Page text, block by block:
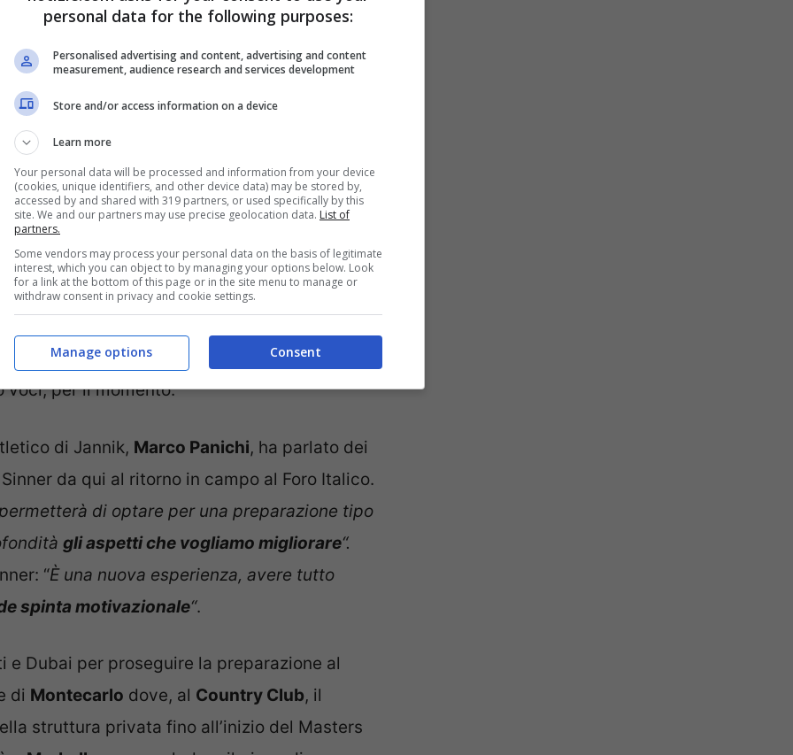
dagli impegni agonistici. Salterà diversi tornei
A Roma, in grande stile sulla terra
le gerarchie imposte nell’ultimo anno. Ed
di punti da Zverev e Alcaraz,
è irraggiungibile.
“Dobbiamo
quale saràil piano di recupero di Sinner,
così come la forma atletica. Senza impegni
anche della possibilità di avere uno
voci, per il momento.
di Jannik, Marco Panichi, ha parlato dei
da qui al ritorno in campo al Foro Italico.
di optare per una preparazione tipo
gli aspetti che vogliamo migliorare“.
“È una nuova esperienza, avere tutto
spinta motivazionale“.
Dubai per proseguire la preparazione al
di Montecarlo dove, al Country Club, il
struttura privata fino all’inizio del Masters
personal data for the following purposes:
Personalised advertising and content, advertising and content
measurement, audience research and services development
Store and/or access information on a device
Learn more
Your personal data will be processed and information from your device
(cookies, unique identifiers, and other device data) may be stored by,
accessed by and shared with 319 partners, or used specifically by this
site. We and our partners may use precise geolocation data. List of
partners.
Some vendors may process your personal data on the basis of legitimate
interest, which you can object to by managing your options below. Look
for a link at the bottom of this page or in the site menu to manage or
withdraw consent in privacy and cookie settings.
Consent
Manage options